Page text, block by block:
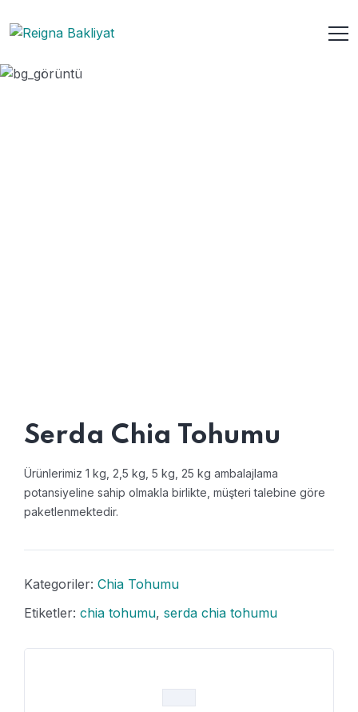
Serda Chia Tohumu
Ürünlerimiz 1 kg, 2,5 kg, 5 kg, 25 kg ambalajlama
potansiyeline sahip olmakla birlikte, müşteri talebine göre
paketlenmektedir.
Kategoriler: Chia Tohumu
Etiketler: chia tohumu, serda chia tohumu